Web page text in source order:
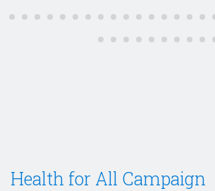
Health for All Campaign